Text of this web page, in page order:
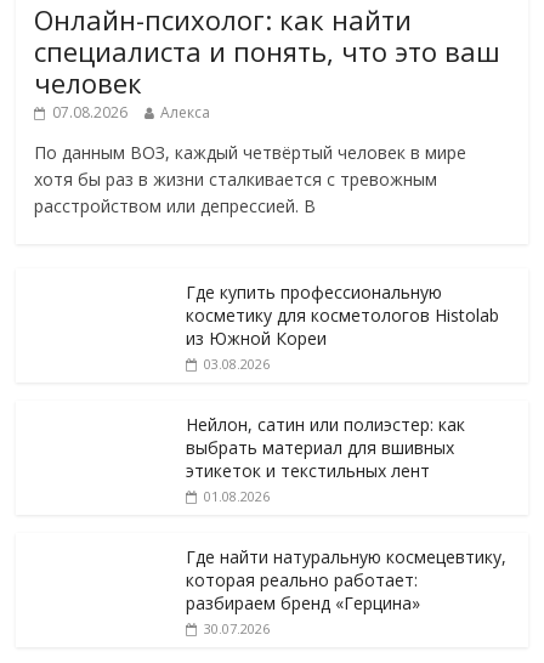
Онлайн-психолог: как найти
специалиста и понять, что это ваш
человек
07.08.2026 Алекса
По данным ВОЗ, каждый четвёртый человек в мире
хотя бы раз в жизни сталкивается с тревожным
расстройством или депрессией. В
Где купить профессиональную
косметику для косметологов Histolab
из Южной Кореи
03.08.2026
Нейлон, сатин или полиэстер: как
выбрать материал для вшивных
этикеток и текстильных лент
01.08.2026
Где найти натуральную космецевтику,
которая реально работает:
разбираем бренд «Герцина»
30.07.2026